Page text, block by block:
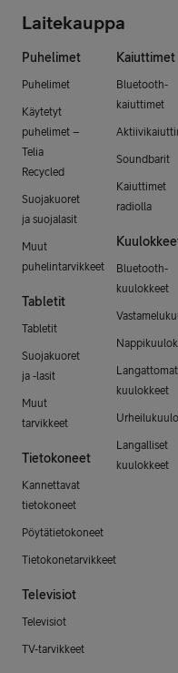
Laitekauppa
Puhelimet
Puhelimet
Käytetyt
puhelimet –
Telia
Recycled
Suojakuoret
ja suojalasit
Muut
puhelintarvikkeet
Tabletit
Tabletit
Suojakuoret
ja -lasit
Muut
tarvikkeet
Tietokoneet
Kannettavat
tietokoneet
Pöytätietokoneet
Tietokonetarvikkeet
Televisiot
Televisiot
TV-tarvikkeet
Kaiuttimet
Bluetooth-
kaiuttimet
Soundbarit
Kaiuttimet
radiolla
Bluetooth-
kuulokkeet
Langattomat
kuulokkeet
Langalliset
kuulokkeet